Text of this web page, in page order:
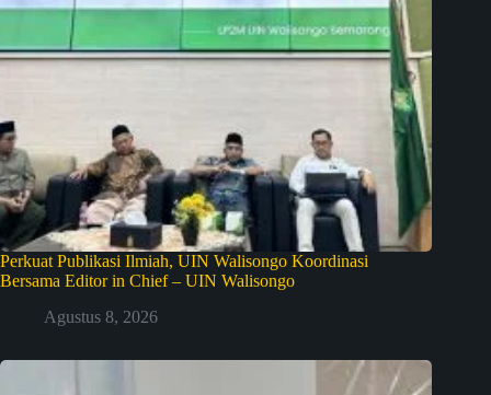
Perkuat Publikasi Ilmiah, UIN Walisongo Koordinasi
Bersama Editor in Chief – UIN Walisongo
Agustus 8, 2026